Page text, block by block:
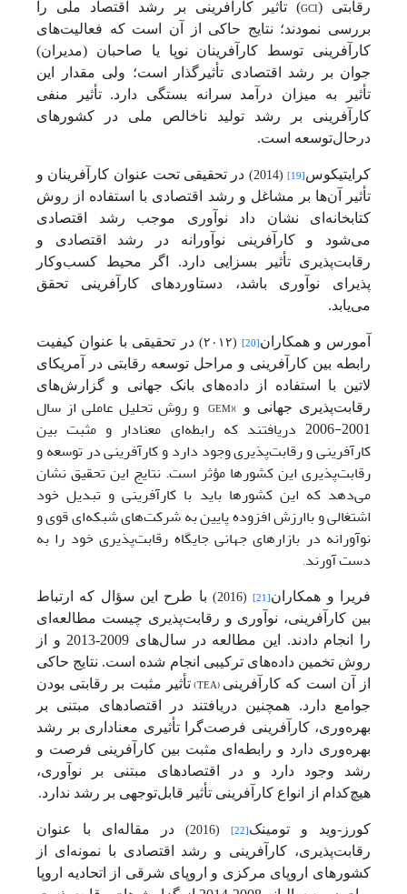
رقابتی (GCI) تأثیر کارآفرینی بر رشد اقتصاد ملی را
بررسی نمودند؛ نتایج حاکی از آن است که فعالیت‌های
کارآفرینی توسط کارآفرینان نوپا یا صاحبان (مدیران)
جوان بر رشد اقتصادی تأثیرگذار است؛ ولی مقدار این
تأثیر به میزان درآمد سرانه بستگی دارد. تأثیر منفی
کارآفرینی بر رشد تولید ناخالص ملی در کشورهای
درحال‌توسعه است.
کرایتیکوس [19]
(2014)
در تحقیقی تحت عنوان کارآفرینان و
تأثیر آن‌ها بر مشاغل و رشد اقتصادی با استفاده از روش
کتابخانه‌ای نشان داد نوآوری موجب رشد اقتصادی
می‌شود و کارآفرینی نوآورانه در رشد اقتصادی و
رقابت‌پذیری تأثیر بسزایی دارد. اگر محیط کسب‌وکار
پذیرای نوآوری باشد، دستاوردهای کارآفرینی تحقق
می‌یابد.
آمورس و همکاران [20] (۲۰۱۲)
در تحقیقی با عنوان کیفیت
رابطه بین کارآفرینی و مراحل توسعه رقابتی در آمریکای
لاتین با استفاده از داده‌های بانک جهانی و گزارش‌های
رقابت‌پذیری جهانی و (
GEM) و روش تحلیل عاملی از سال
2001-2006 دریافتند که رابطه‌ای معنادار و مثبت بین
کارآفرینی و رقابت‌پذیری وجود دارد و کارآفرینی در توسعه و
رقابت‌پذیری این کشورها مؤثر است. نتایج این تحقیق نشان
می‌دهد که این کشورها باید با کارآفرینی و تبدیل خود
اشتغالی و باارزش افزوده پایین به شرکت‌های شبکه‌ای قوی و
نوآورانه در بازارهای جهانی جایگاه رقابت‌پذیری خود را به
دست آورند.
فریرا و همکاران [21]
(2016)
با طرح این سؤال که ارتباط
بین کارآفرینی، نوآوری و رقابت‌پذیری چیست مطالعه‌ای
را انجام دادند. این مطالعه در سال‌های 2009-2013 و از
روش تخمین داده‌های ترکیبی انجام شده است. نتایج حاکی
از آن است که کارآفرینی (TEA)تأثیر مثبت بر رقابتی بودن
جوامع دارد. همچنین دریافتند در اقتصادهای مبتنی بر
بهره‌وری، کارآفرینی فرصت‌گرا تأثیری معناداری بر رشد
بهره‌وری دارد و رابطه‌ای مثبت بین کارآفرینی فرصت و
رشد وجود دارد و در اقتصادهای مبتنی بر نوآوری،
هیچ‌کدام از انواع کارآفرینی تأثیر قابل‌توجهی بر رشد ندارد.
کورز-وید و تومینک [22]
(2016)
در مقاله‌ای با عنوان
رقابت‌پذیری، کارآفرینی و رشد اقتصادی با نمونه‌ای از
کشورهای اروپای مرکزی و اروپای شرقی از اتحادیه اروپا